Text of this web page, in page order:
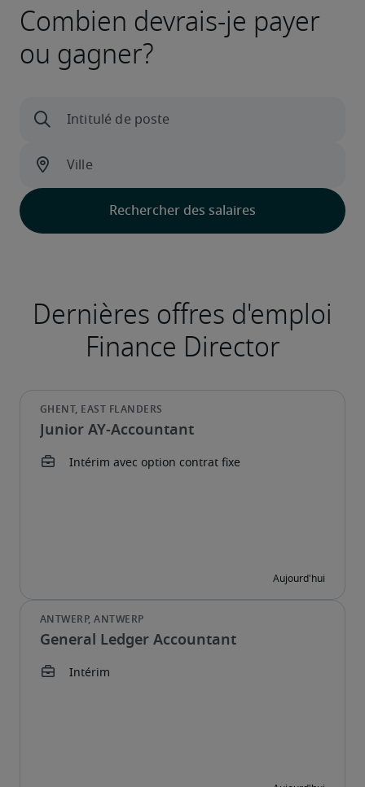
Combien devrais-je payer
ou gagner?
Junior AY-Accountant
General Ledger Accountant